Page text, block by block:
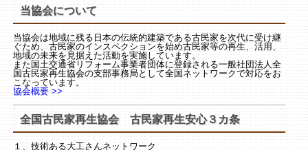
当協会について
当協会は地域に残る日本の伝統的建築である古民家を次代に受け継
ぐため、古民家のインスペクションを始め古民家等の再生、活用、
地域の未来を見据えた活動を実施しています。
また国土交通省リフォーム事業者団体に登録される一般社団法人全
国古民家再生協会の支部事務局として全国ネットワークで対応をお
こなっています。
協会概要 >>
全国古民家再生協会 古民家再生安心３カ条
１、技術ある大工さんネットワーク